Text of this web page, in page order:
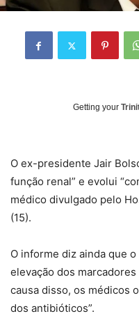
Getting your
O ex-presidente Jair
função renal” e evolui
médico divulgado pelo
(15).
O informe diz ainda que
elevação dos
causa disso, os médicos
dos antibióticos”.